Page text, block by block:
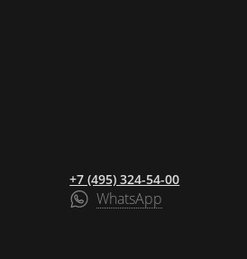
+7 (495) 324-54-00
WhatsApp